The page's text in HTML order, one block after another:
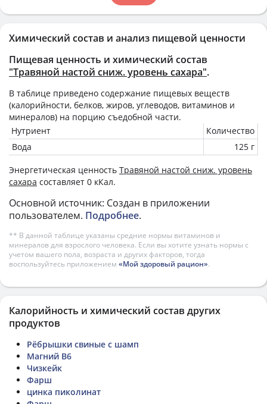
Химический состав и анализ пищевой ценности
Пищевая ценность и химический состав
"Травяной настой сниж. уровень сахара".
В таблице приведено содержание пищевых веществ
(калорийности, белков, жиров, углеводов, витаминов и
минералов) на порцию съедобной части.
Нутриент
Количество
Вода
125 г
Энергетическая ценность Травяной настой сниж. уровень
сахара составляет 0 кКал.
Основной источник: Создан в приложении
пользователем. Подробнее.
** В данной таблице указаны средние нормы витаминов и
минералов для взрослого человека. Если вы хотите узнать нормы с
учетом вашего пола, возраста и других факторов, тогда
воспользуйтесь приложением «Мой здоровый рацион».
Калорийность и химический состав других
продуктов
Рёбрышки свиные с шамп
Магний B6
Чизкейк
Фарш
цинка пиколинат